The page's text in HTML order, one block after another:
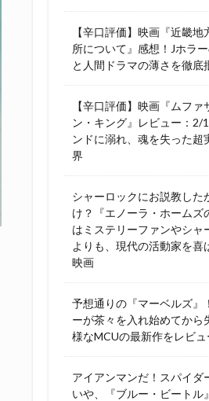
【辛口評価】映画『近畿地
所について』感想！Jホラ
と人間ドラマの薄さを徹底
【辛口評価】映画『ムファ
ン・キング』レビュー：2/
ンドに溺れ、魂を失った超
界
シャーロックにお説教した
け？『エノーラ・ホームズ
はミステリーファンやシャ
よりも、現代の活動家を喜
映画
予想通りの『マーベルズ』
ーが茶々を入れ始めてから
様なMCUの最新作をレビュ
アイアンマンだ！スパイダ
いや、『ブルー・ビートル